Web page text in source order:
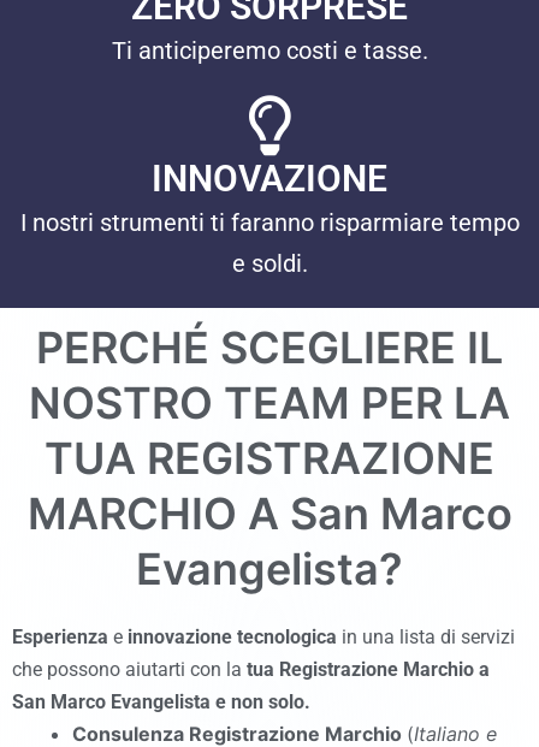
Ti anticiperemo costi e tasse.
INNOVAZIONE
I nostri strumenti ti faranno risparmiare tempo
e soldi.
PERCHÉ SCEGLIERE IL
NOSTRO TEAM PER LA
TUA REGISTRAZIONE
MARCHIO A San Marco
Evangelista?
Esperienza e innovazione tecnologica in una lista di servizi
che possono aiutarti con la tua Registrazione Marchio a
San Marco Evangelista e non solo.
Consulenza Registrazione Marchio (Italiano e